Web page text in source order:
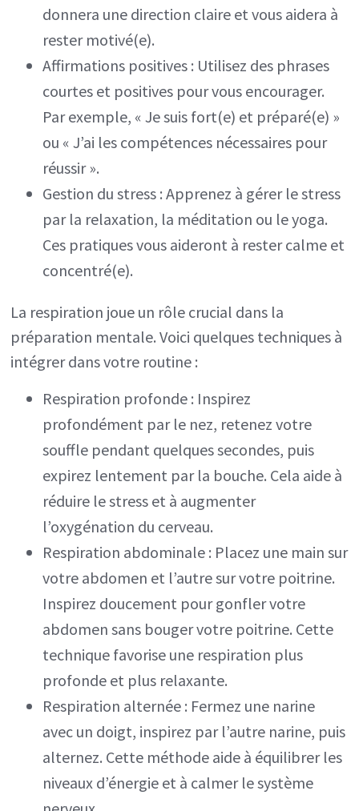
donnera une direction claire et vous aidera à
rester motivé(e).
Affirmations positives : Utilisez des phrases
courtes et positives pour vous encourager.
Par exemple, « Je suis fort(e) et préparé(e) »
ou « J’ai les compétences nécessaires pour
réussir ».
Gestion du stress : Apprenez à gérer le stress
par la relaxation, la méditation ou le yoga.
Ces pratiques vous aideront à rester calme et
concentré(e).
La respiration joue un rôle crucial dans la
préparation mentale. Voici quelques techniques à
intégrer dans votre routine :
Respiration profonde : Inspirez
profondément par le nez, retenez votre
souffle pendant quelques secondes, puis
expirez lentement par la bouche. Cela aide à
réduire le stress et à augmenter
l’oxygénation du cerveau.
Respiration abdominale : Placez une main sur
votre abdomen et l’autre sur votre poitrine.
Inspirez doucement pour gonfler votre
abdomen sans bouger votre poitrine. Cette
technique favorise une respiration plus
profonde et plus relaxante.
Respiration alternée : Fermez une narine
avec un doigt, inspirez par l’autre narine, puis
alternez. Cette méthode aide à équilibrer les
niveaux d’énergie et à calmer le système